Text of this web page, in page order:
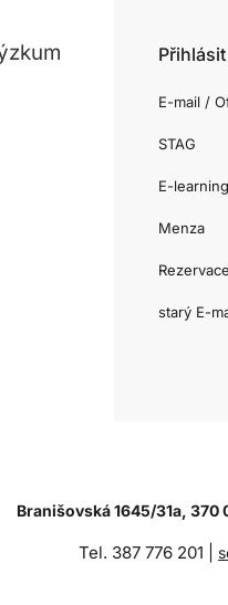
E-mail /
STAG
E-learning
Menza
starý E-
Branišovská 1645/31a, 370
Tel. 387 776 201 |